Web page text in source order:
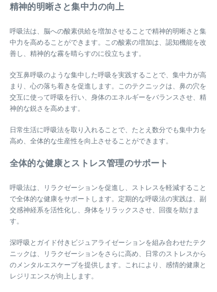
精神的明晰さと集中力の向上
呼吸法は、脳への酸素供給を増加させることで精神的明晰さと集
中力を高めることができます。この酸素の増加は、認知機能を改
善し、精神的な霧を晴らすのに役立ちます。
交互鼻呼吸のような集中した呼吸を実践することで、集中力が高
まり、心の落ち着きを促進します。このテクニックは、鼻の穴を
交互に使って呼吸を行い、身体のエネルギーをバランスさせ、精
神的な鋭さを高めます。
日常生活に呼吸法を取り入れることで、たとえ数分でも集中力を
高め、全体的な生産性を向上させることができます。
全体的な健康とストレス管理のサポート
呼吸法は、リラクゼーションを促進し、ストレスを軽減すること
で全体的な健康をサポートします。定期的な呼吸法の実践は、副
交感神経系を活性化し、身体をリラックスさせ、回復を助けま
す。
深呼吸とガイド付きビジュアライゼーションを組み合わせたテク
ニックは、リラクゼーションをさらに高め、日常のストレスから
のメンタルエスケープを提供します。これにより、感情的健康と
レジリエンスが向上します。